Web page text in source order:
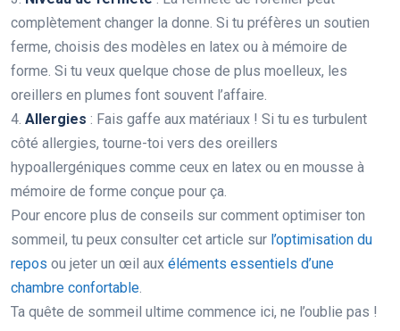
complètement changer la donne. Si tu préfères un soutien
ferme, choisis des modèles en latex ou à mémoire de
forme. Si tu veux quelque chose de plus moelleux, les
oreillers en plumes font souvent l’affaire.
4. Allergies : Fais gaffe aux matériaux ! Si tu es turbulent
côté allergies, tourne-toi vers des oreillers
hypoallergéniques comme ceux en latex ou en mousse à
mémoire de forme conçue pour ça.
Pour encore plus de conseils sur comment optimiser ton
sommeil, tu peux consulter cet article sur l’optimisation du
repos ou jeter un œil aux éléments essentiels d’une
chambre confortable
Ta quête de sommeil ultime commence ici, ne l’oublie pas !